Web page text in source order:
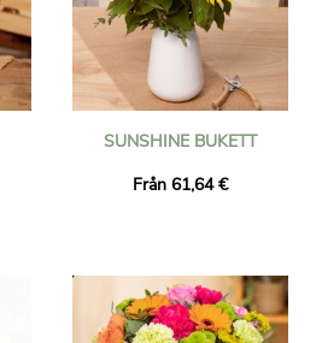
SUNSHINE BUKETT
Från 61,64 €